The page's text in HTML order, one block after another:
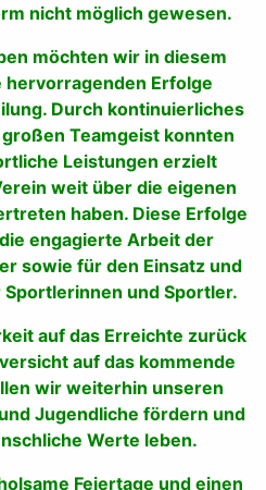
nicht möglich gewesen.
möchten wir in diesem
hervorragenden Erfolge
Durch kontinuierliches
Teamgeist konnten
Leistungen erzielt
weit über die eigenen
haben. Diese Erfolge
engagierte Arbeit der
sowie für den Einsatz und
und Sportler.
auf das Erreichte zurück
auf das kommende
wir weiterhin unseren
Jugendliche fördern und
Werte leben.
Feiertage und einen